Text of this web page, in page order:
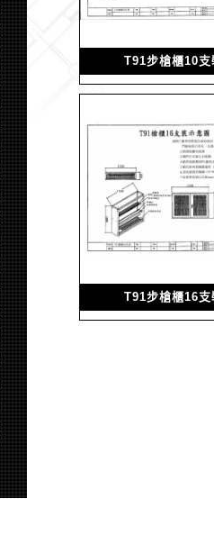
T91步槍櫃10支
T91步槍櫃16支